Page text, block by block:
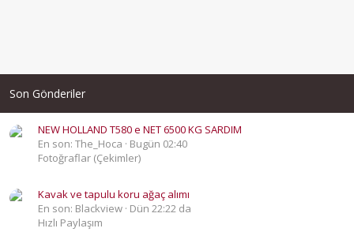
Son Gönderiler
NEW HOLLAND T580 e NET 6500 KG SARDIM
En son: The_Hoca
Bugün 02:40
Fotoğraflar (Çekimler)
Kavak ve tapulu koru ağaç alımı
En son: Blackview Dün 22:22 da
Hızlı Paylaşım